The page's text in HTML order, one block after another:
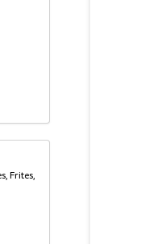
Frites,